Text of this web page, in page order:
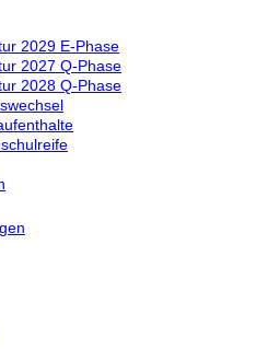
2029 E-Phase
2027 Q-Phase
2028 Q-Phase